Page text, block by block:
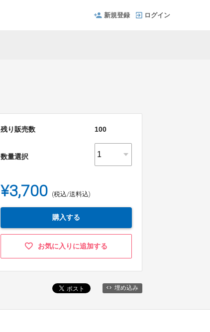
新規登録 ログイン
残り販売数 100
数量選択
¥3,700 (税込/送料込)
購入する
お気に入りに追加する
埋め込み